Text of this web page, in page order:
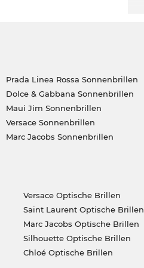
Prada Linea Rossa Sonnenbrillen
Dolce & Gabbana Sonnenbrillen
Maui Jim Sonnenbrillen
Versace Sonnenbrillen
Marc Jacobs Sonnenbrillen
Versace Optische Brillen
Saint Laurent Optische Brillen
Marc Jacobs Optische Brillen
Silhouette Optische Brillen
Chloé Optische Brillen